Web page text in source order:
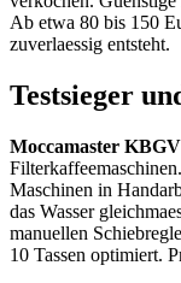
Ab etwa 80 bis 150
zuverlaessig entsteht.
Testsieger
Moccamaster KBGV
Maschinen in
das Wasser
manuellen
10 Tassen optimiert.